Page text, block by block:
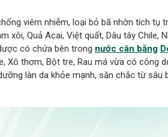
viêm nhiễm, loại bỏ bã nhờn tích tụ
Quả Acai, Việt quất, Dâu tây Chile,
có chứa bên trong nước cân bằng
Xô thơm, Bột tre, Rau má vừa có công
làn da khỏe mạnh, săn chắc từ sâu